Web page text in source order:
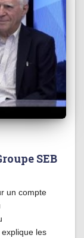
SEB
un compte
les